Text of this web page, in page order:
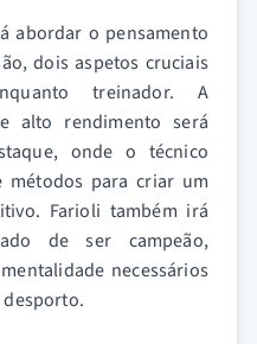
abordar o pensamento
dois aspetos cruciais
treinador. A
alto rendimento será
onde o técnico
para criar um
Farioli também irá
de ser campeão,
necessários
desporto.